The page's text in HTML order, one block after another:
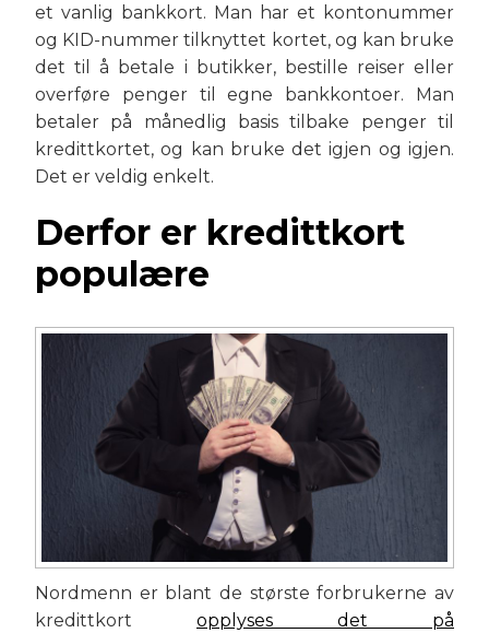
et vanlig bankkort. Man har et kontonummer
og KID-nummer tilknyttet kortet, og kan bruke
det til å betale i butikker, bestille reiser eller
overføre penger til egne bankkontoer. Man
betaler på månedlig basis tilbake penger til
kredittkortet, og kan bruke det igjen og igjen.
Det er veldig enkelt.
Derfor er kredittkort
populære
Nordmenn er blant de største forbrukerne av
kredittkort opplyses det på